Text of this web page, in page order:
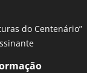
do Centenário”